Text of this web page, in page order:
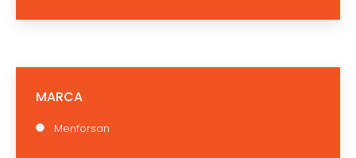
MARCA
Menforsan